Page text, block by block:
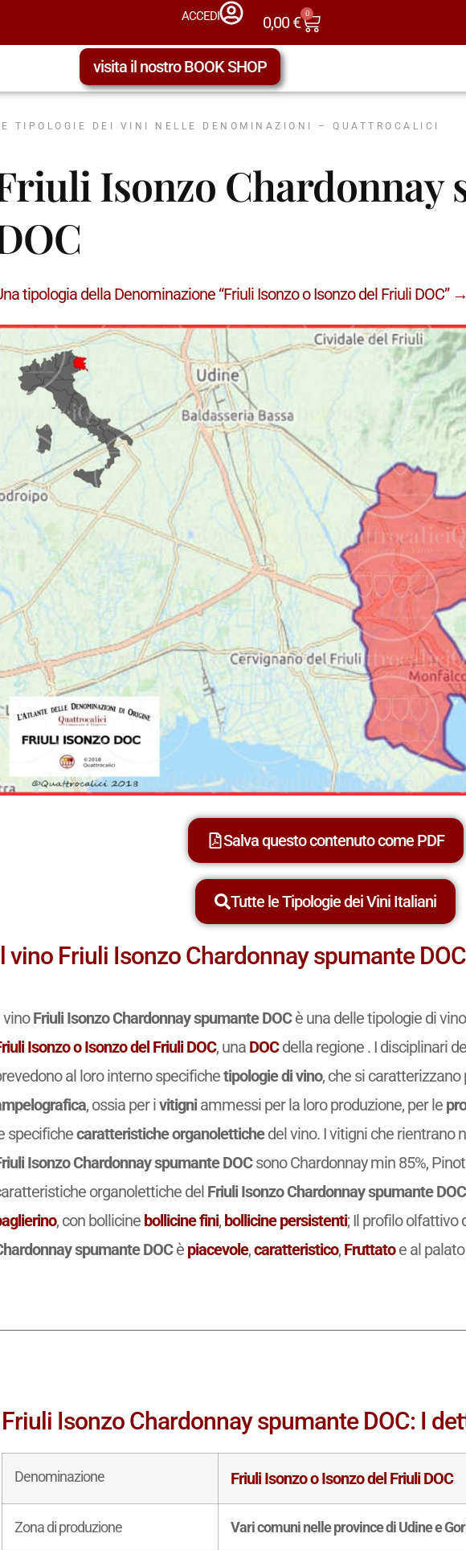
ACCEDI 0,00€ 0
visita il nostro BOOK SHOP
TIPOLOGIE DEI VINI NELLE DENOMINAZIONI – QUATTROCALICI
Isonzo Chardonnay
tipologia della Denominazione “Friuli Isonzo o Isonzo del Friuli DOC” →
Salva questo contenuto come PDF
Tutte le Tipologie dei Vini Italiani
vino Friuli Isonzo Chardonnay spumante DOC
vinoFriuli Isonzo Chardonnay spumante DOCè una delle tipologie di
Isonzo o Isonzo del Friuli DOC, una DOCdella regione . I disciplinari
al loro interno specifichetipologie di vino, che si
, ossia per ivitigniammessi per la loro produzione, per le
specifichecaratteristiche organolettichedel vino. I vitigni che rientrano
Isonzo Chardonnay spumante DOCsono Chardonnay min 85%,
organolettiche del Friuli Isonzo Chardonnay spumante DOC
, con bollicine bollicine fini, bollicine persistenti; Il profilo olfattivo
spumante DOCè piacevole,caratteristico, Fruttatoe al
Friuli Isonzo Chardonnay spumante DOC: I
Denominazione Friuli Isonzo o Isonzo del Friuli DOC
Zona di produzione Vari comuni nelle province di Udine e